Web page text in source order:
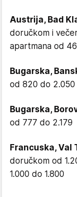
Austrija, Bad
doručkom i
apartmana od
Bugarska,
od 820 do 2.050
Bugarska,
od 777 do 2.179
Francuska, Val
doručkom od
1.000 do 1.800